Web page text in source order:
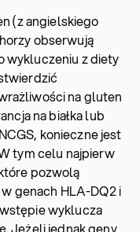
(z angielskiego
obserwują
wykluczeniu z diety
na gluten
na białka lub
konieczne jest
tym celu najpierw
pozwolą
genach HLA-DQ2 i
wyklucza